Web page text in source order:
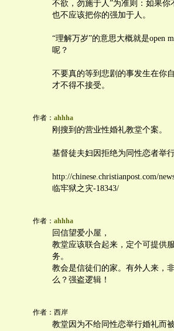
不欲，勿施于人”为准则：如果
也不应该把你的强加于人。
“理解万岁”的意思大概就是open
呢？
不要真的等到悲剧的事发生在你
才不得不接受。
作者： ahhha
刚搜到的营业性婚礼教堂个案。
基督徒夫妇因拒绝为同性恋者举
http://chinese.christianpost.com/
临牢狱之灾-18343/
作者： ahhha
回信望爱小屋，
教堂应该联合起来，定个可提供
务。
教会是信徒们的家。有外人来，
么？强盗逻辑！
作者：西岸
教堂因为不给同性恋举行婚礼而